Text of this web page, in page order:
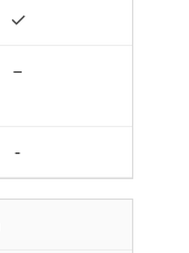
✓
–
-